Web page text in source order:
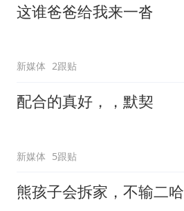
这谁爸爸给我来一沓
新媒体 2跟贴
配合的真好，，默契
新媒体 5跟贴
熊孩子会拆家，不输二哈